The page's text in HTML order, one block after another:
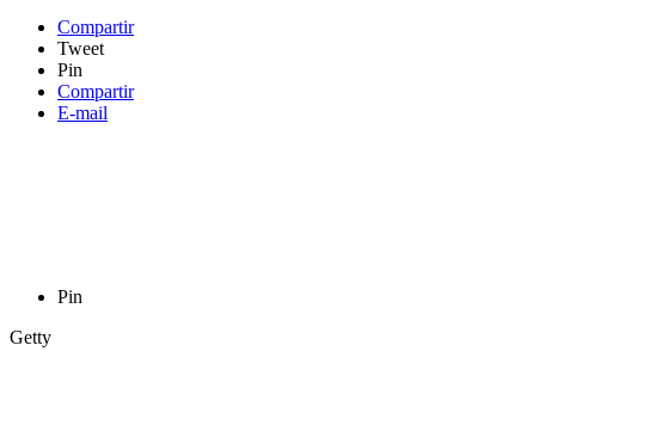
Compartir
Tweet
Pin
Compartir
E-mail
Pin
Getty